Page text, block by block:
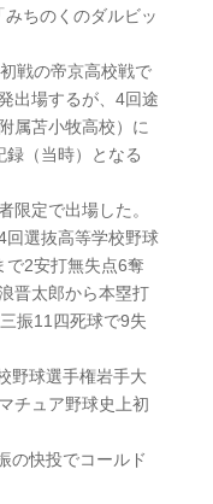
ちのくのダルビッ
戦の帝京高校戦で
出場するが、4回途
属苫小牧高校）に
（当時）となる
限定で出場した。
選抜高等学校野球
で2安打無失点6奪
晋太郎から本塁打
振11四死球で9失
野球選手権岩手大
チュア野球史上初
の快投でコールド